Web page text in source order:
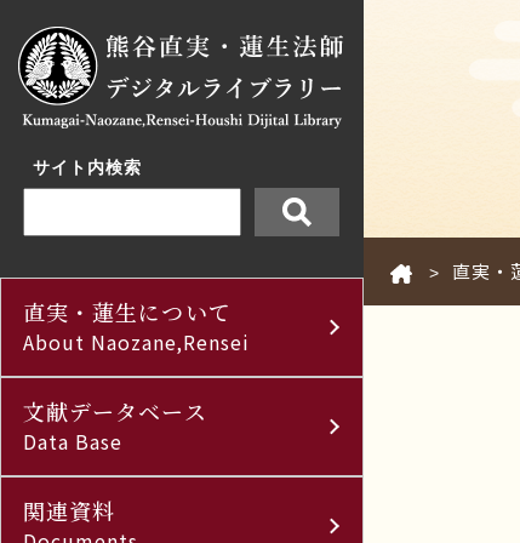
サイト内検索
直実・蓮生について
About Naozane,Rensei
文献データベース
Data Base
関連資料
> 直実・